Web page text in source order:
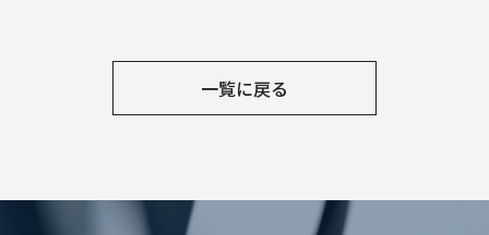
一覧に戻る